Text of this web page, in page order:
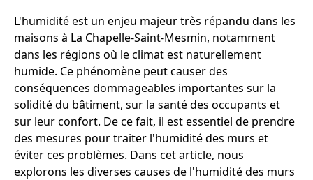
L'humidité est un enjeu majeur très répandu dans les
maisons à La Chapelle-Saint-Mesmin, notamment
dans les régions où le climat est naturellement
humide. Ce phénomène peut causer des
conséquences dommageables importantes sur la
solidité du bâtiment, sur la santé des occupants et
sur leur confort. De ce fait, il est essentiel de prendre
des mesures pour traiter l'humidité des murs et
éviter ces problèmes. Dans cet article, nous
explorons les diverses causes de l'humidité des murs